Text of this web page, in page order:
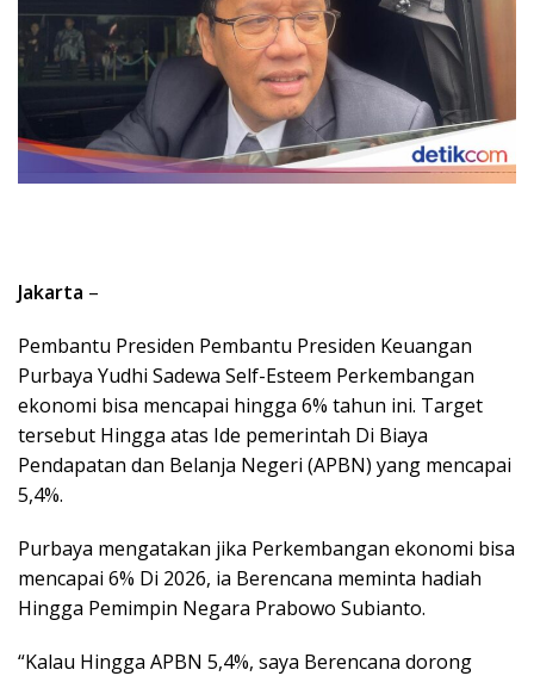
Jakarta –
Pembantu Presiden Pembantu Presiden Keuangan
Purbaya Yudhi Sadewa Self-Esteem Perkembangan
ekonomi bisa mencapai hingga 6% tahun ini. Target
tersebut Hingga atas Ide pemerintah Di Biaya
Pendapatan dan Belanja Negeri (APBN) yang mencapai
5,4%.
Purbaya mengatakan jika Perkembangan ekonomi bisa
mencapai 6% Di 2026, ia Berencana meminta hadiah
Hingga Pemimpin Negara Prabowo Subianto.
“Kalau Hingga APBN 5,4%, saya Berencana dorong